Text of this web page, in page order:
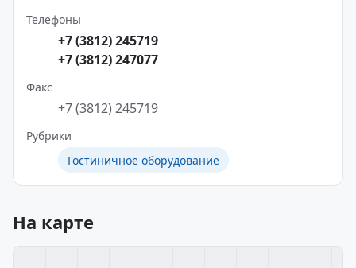
Телефоны
+7 (3812) 245719
+7 (3812) 247077
Факс
+7 (3812) 245719
Рубрики
Гостиничное оборудование
На карте